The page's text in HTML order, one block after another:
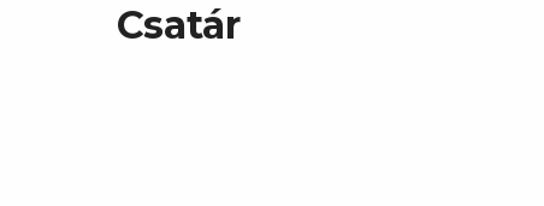
Csatár